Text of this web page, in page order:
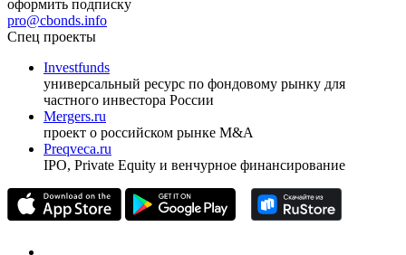
оформить подписку
pro@cbonds.info
Спец проекты
Investfunds
универсальный ресурс по фондовому рынку для
частного инвестора России
проект о российском рынке M&A
Preqveca.ru